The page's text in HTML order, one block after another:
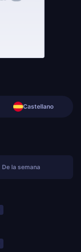
Castellano
De la semana